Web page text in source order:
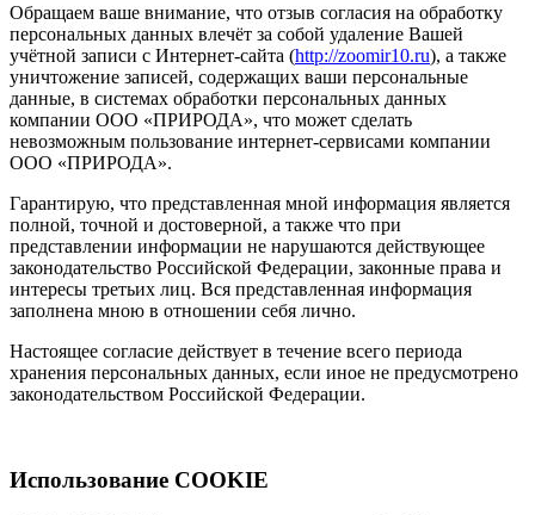
Обращаем ваше внимание, что отзыв согласия на обработку
персональных данных влечёт за собой удаление Вашей
учётной записи с Интернет-сайта (http://zoomir10.ru), а также
уничтожение записей, содержащих ваши персональные
данные, в системах обработки персональных данных
компании ООО «ПРИРОДА», что может сделать
невозможным пользование интернет-сервисами компании
ООО «ПРИРОДА».
Гарантирую, что представленная мной информация является
полной, точной и достоверной, а также что при
представлении информации не нарушаются действующее
законодательство Российской Федерации, законные права и
интересы третьих лиц. Вся представленная информация
заполнена мною в отношении себя лично.
Настоящее согласие действует в течение всего периода
хранения персональных данных, если иное не предусмотрено
законодательством Российской Федерации.
Использование COOKIE